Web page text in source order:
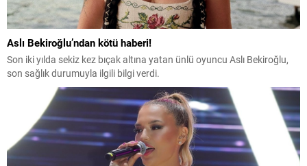
Aslı Bekiroğlu’ndan kötü haberi!
Son iki yılda sekiz kez bıçak altına yatan ünlü oyuncu Aslı Bekiroğlu,
son sağlık durumuyla ilgili bilgi verdi.